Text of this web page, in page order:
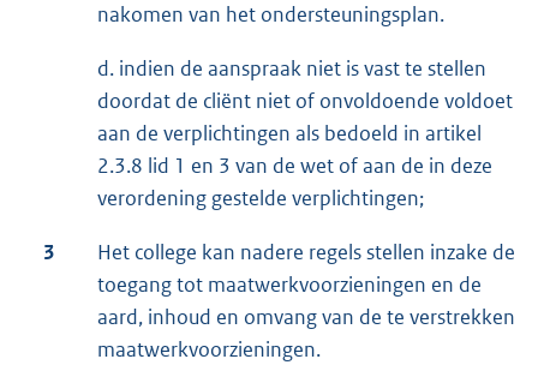
nakomen van het ondersteuningsplan.
d. indien de aanspraak niet is vast te stellen
doordat de cliënt niet of onvoldoende voldoet
aan de verplichtingen als bedoeld in artikel
2.3.8 lid 1 en 3 van de wet of aan de in deze
verordening gestelde verplichtingen;
3
Het college kan nadere regels stellen inzake de
toegang tot maatwerkvoorzieningen en de
aard, inhoud en omvang van de te verstrekken
maatwerkvoorzieningen.